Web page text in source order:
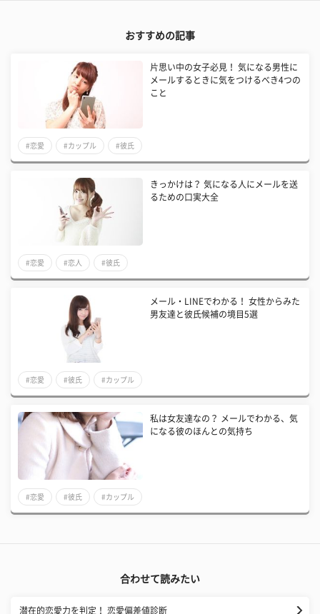
おすすめの記事
片思い中の女子必見！ 気になる男性に
メールするときに気をつけるべき4つの
こと
#恋愛 #カップル #彼氏
きっかけは？ 気になる人にメールを送
るための口実大全
#恋愛 #恋人 #彼氏
メール・LINEでわかる！ 女性からみた
男友達と彼氏候補の境目5選
#恋愛 #彼氏 #カップル
私は女友達なの？ メールでわかる、気
になる彼のほんとの気持ち
#恋愛 #彼氏 #カップル
合わせて読みたい
潜在的恋愛力を判定！ 恋愛偏差値診断